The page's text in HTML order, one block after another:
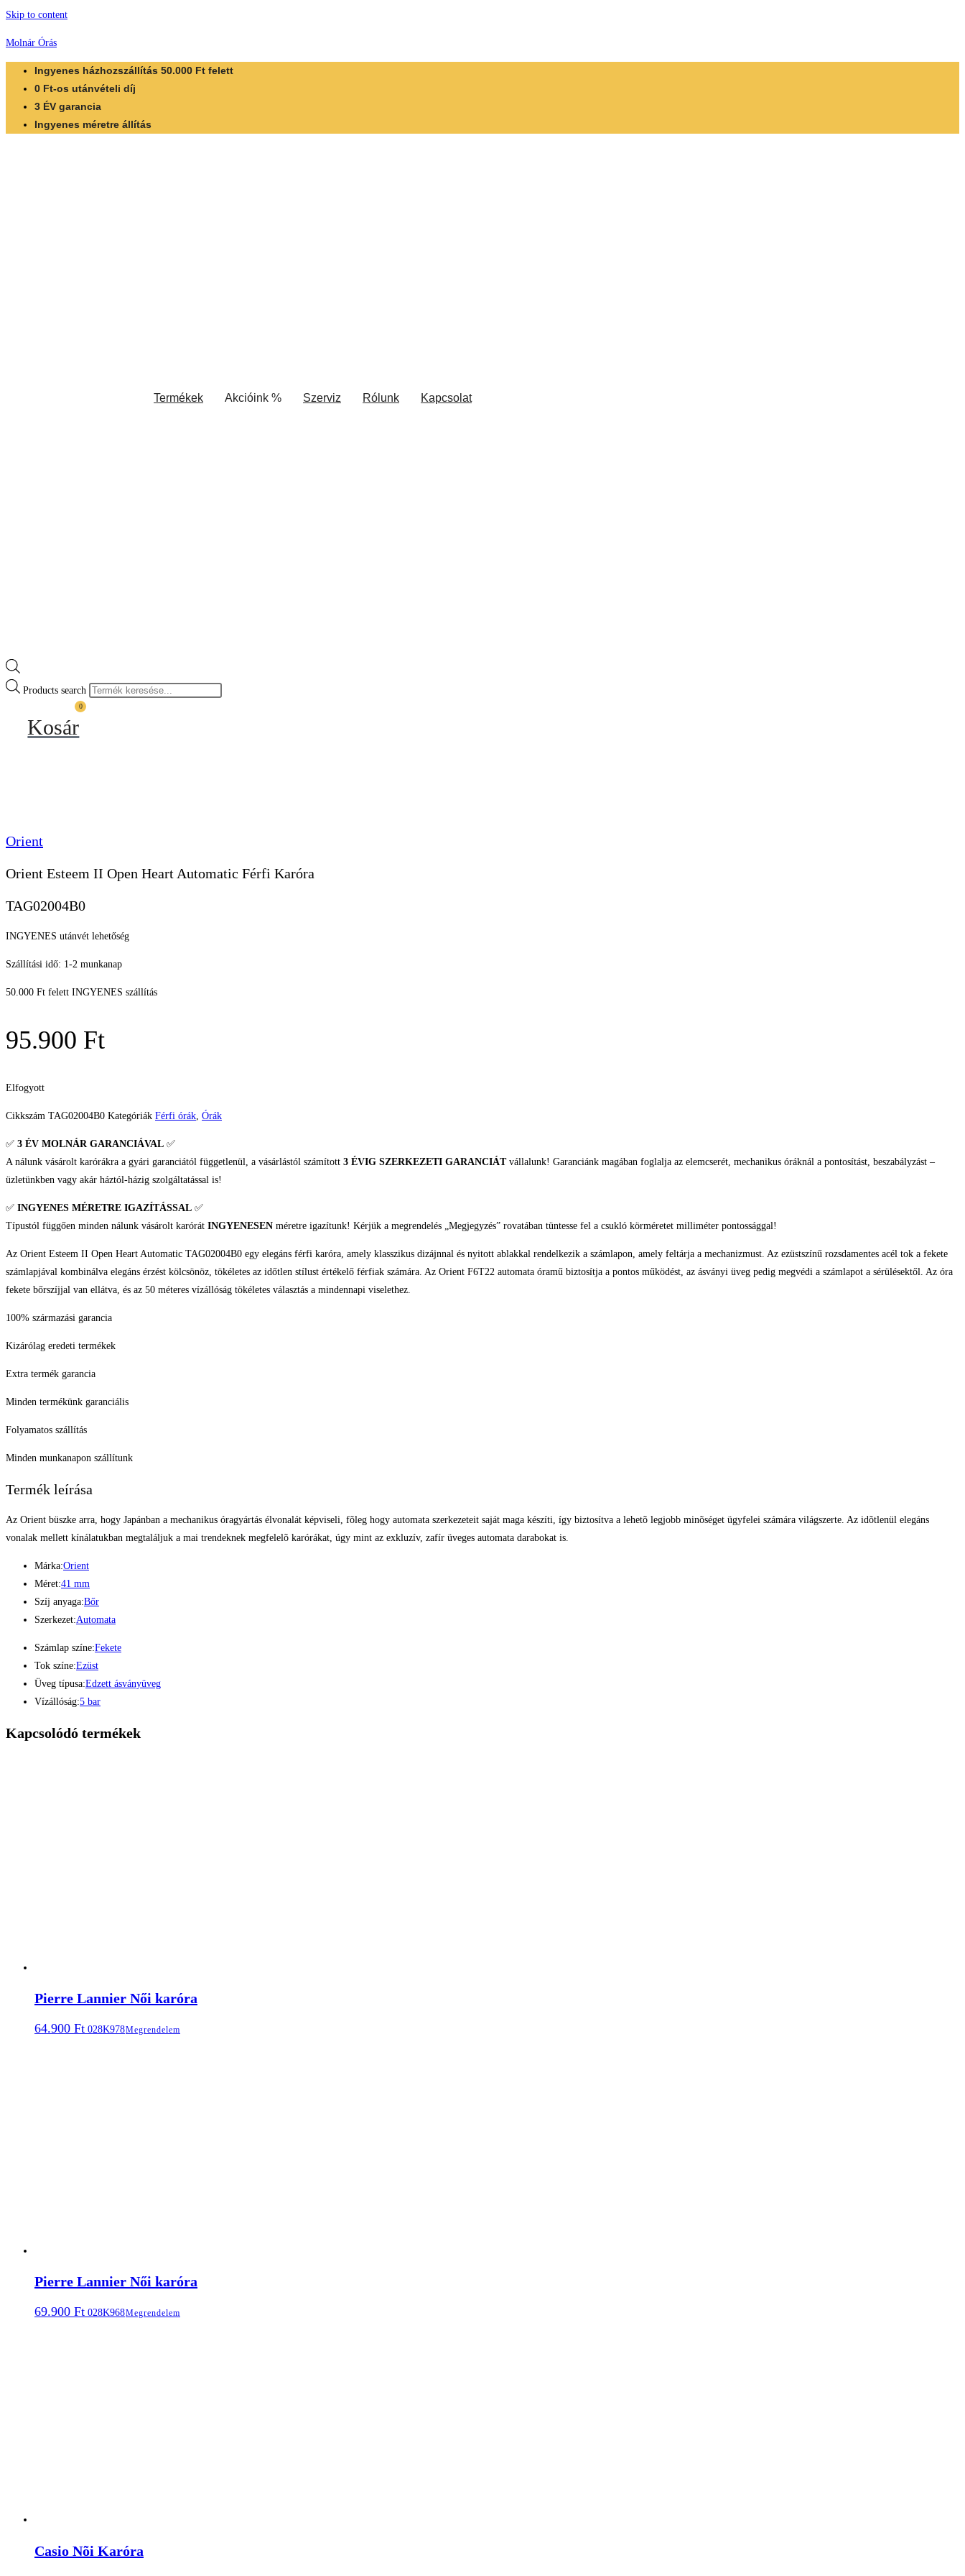
Skip to content
Molnár Órás
Ingyenes házhozszállítás 50.000 Ft felett
0 Ft-os utánvételi díj
3 ÉV garancia
Ingyenes méretre állítás
Termékek Akcióink % Szerviz Rólunk Kapcsolat
Products search
0
Kosár
Orient
Orient Esteem II Open Heart Automatic Férfi Karóra
TAG02004B0
INGYENES utánvét lehetőség
Szállítási idő: 1-2 munkanap
50.000 Ft felett INGYENES szállítás
95.900 Ft
Elfogyott
Cikkszám TAG02004B0 Kategóriák Férfi órák, Órák
✅ 3 ÉV MOLNÁR GARANCIÁVAL ✅
A nálunk vásárolt karórákra a gyári garanciától függetlenül, a vásárlástól számított 3 ÉVIG SZERKEZETI GARANCIÁTvállalunk! Garanciánk magában foglalja az elemcserét, mechanikus óráknál a pontosítást, beszabályzást –
üzletünkben vagy akár háztól-házig szolgáltatással is!
✅ INGYENES MÉRETRE IGAZÍTÁSSAL ✅
Típustól függően minden nálunk vásárolt karórát INGYENESEN méretre igazítunk! Kérjük a megrendelés „Megjegyzés” rovatában tüntesse fel a csukló körméretet milliméter pontossággal!
Az Orient Esteem II Open Heart Automatic TAG02004B0 egy elegáns férfi karóra, amely klasszikus dizájnnal és nyitott ablakkal rendelkezik a számlapon, amely feltárja a mechanizmust. Az ezüstszínű rozsdamentes acél tok a fekete
számlapjával kombinálva elegáns érzést kölcsönöz, tökéletes az időtlen stílust értékelő férfiak számára. Az Orient F6T22 automata óramű biztosítja a pontos működést, az ásványi üveg pedig megvédi a számlapot a sérülésektől. Az óra
fekete bőrszíjjal van ellátva, és az 50 méteres vízállóság tökéletes választás a mindennapi viselethez.
100% származási garancia
Kizárólag eredeti termékek
Extra termék garancia
Minden termékünk garanciális
Folyamatos szállítás
Minden munkanapon szállítunk
Termék leírása
Az Orient büszke arra, hogy Japánban a mechanikus óragyártás élvonalát képviseli, fõleg hogy automata szerkezeteit saját maga készíti, így biztosítva a lehetõ legjobb minõséget ügyfelei számára világszerte. Az idõtlenül elegáns
vonalak mellett kínálatukban megtaláljuk a mai trendeknek megfelelõ karórákat, úgy mint az exkluzív, zafír üveges automata darabokat is.
Márka:Orient
Méret:41 mm
Szíj anyaga:Bőr
Szerkezet:Automata
Számlap színe:Fekete
Tok színe:Ezüst
Üveg típusa:Edzett ásványüveg
Vízállóság:5 bar
Kapcsolódó termékek
Pierre Lannier Női karóra
64.900 Ft 028K978Megrendelem
Pierre Lannier Női karóra
69.900 Ft 028K968Megrendelem
Casio Nõi Karóra